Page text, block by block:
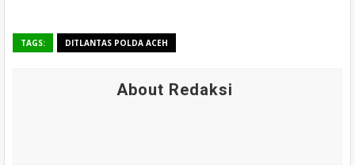
TAGS: DITLANTAS POLDA ACEH
About Redaksi